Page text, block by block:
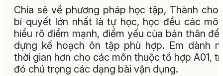
Chia sẻ về phương pháp học tập, Thành cho
bí quyết lớn nhất là tự học, học đều các
hiểu rõ điểm mạnh, điểm yếu của bản thân để
dựng kế hoạch ôn tập phù hợp. Em dành
thời gian hơn cho các môn thuộc tổ hợp A01,
đó chú trọng các dạng bài vận dụng.